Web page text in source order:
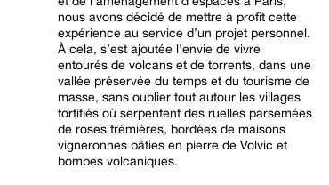
nous avons décidé de mettre à profit cette
expérience au service d’un projet personnel.
À cela, s’est ajoutée l'envie de vivre
entourés de volcans et de torrents, dans une
vallée préservée du temps et du tourisme de
masse, sans oublier tout autour les villages
fortifiés où serpentent des ruelles parsemées
de roses trémières, bordées de maisons
vigneronnes bâties en pierre de Volvic et
bombes volcaniques.